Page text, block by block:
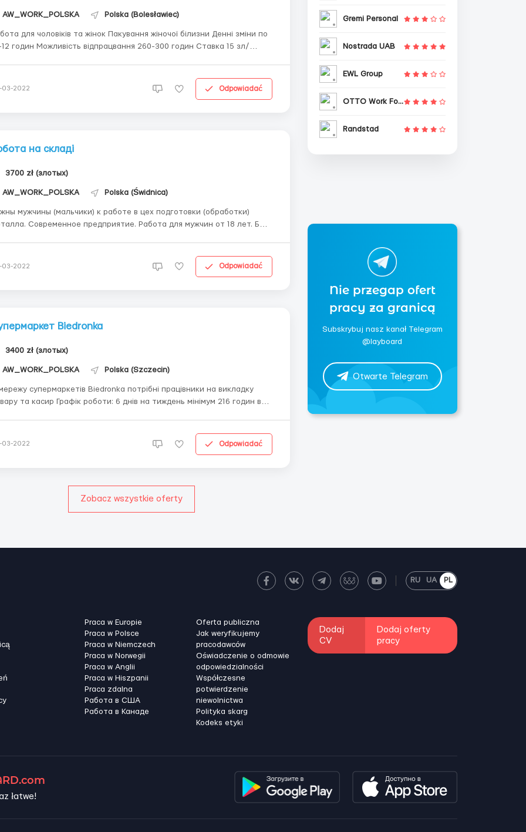
AW_WORK_POLSKA Polska (Bolesławiec)
для чоловіків та жінок Пакування жіночої білизни Денні зміни по
відпрацвання 260-300 годин Ставка 15 зл/
03-2022 Odpowiadać
на складі
3700 zł (злотых)
AW_WORK_POLSKA Polska (Świdnica)
мужчины (мальчики) к работе в цех подготовки (обработки)
Современное предприятие. Работа для мужчин от 18 лет. Без
Заработная плата 15zl netto в...
03-2022 Odpowiadać
Biedronka
3400 zł (злотых)
AW_WORK_POLSKA Polska (Szczecin)
супермаркетів Biedronka потрібні працівники на викладку
Графік роботи: 6 днів на тиждень мінімум 216 годин в
03-2022 Odpowiadać
Zobacz wszystkie oferty
Gremi Personal
Nostrada UAB
EWL Group
OTTO Work Force
Randstad
Nie przegap ofert
pracy za granicą
Subskrybuj nasz kanał Telegram
@layboard
Otwarte Telegram
RU UA PL
Praca w Europie
Praca w Polsce
Praca w Niemczech
Praca w Norwegii
Praca w Anglii
Praca w Hiszpanii
Praca zdalna
Работа в США
Работа в Канадe
Oferta publiczna
Jak weryfikujemy
pracodawców
Oświadczenie o odmowie
odpowiedzialności
Współczesne
potwierdzenie
niewolnictwa
Polityka skarg
Kodeks etyki
Dodaj
CV
Dodaj oferty
pracy
łatwe!